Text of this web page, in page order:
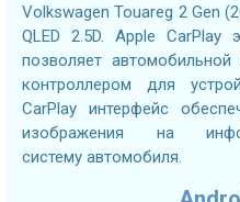
Volkswagen Touareg 2 Gen
QLED 2.5D. Apple CarPlay
позволяет
контроллером для
CarPlay интерфейс
изображения на
систему автомобиля.